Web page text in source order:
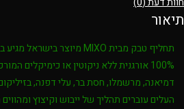
תיאור
100% אורגנית ללא ניקוטין או כימיקלים
דמיאנה, מרשמלו, חסת בר, עלי דפנה,
העלים עוברים תהליך של ייבוש וקיצוץ